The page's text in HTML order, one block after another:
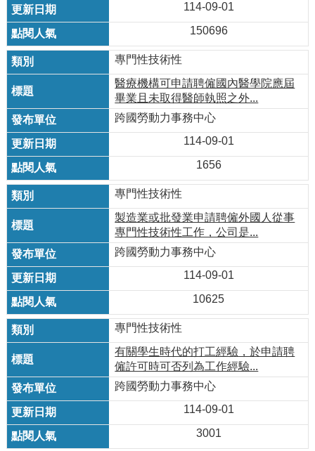
114-09-01
150696
專門性技術性
醫療機構可申請聘僱國內醫學院應屆
畢業且未取得醫師執照之外...
跨國勞動力事務中心
114-09-01
1656
專門性技術性
製造業或批發業申請聘僱外國人從事
專門性技術性工作，公司是...
跨國勞動力事務中心
114-09-01
10625
專門性技術性
有關學生時代的打工經驗，於申請聘
僱許可時可否列為工作經驗...
跨國勞動力事務中心
114-09-01
3001